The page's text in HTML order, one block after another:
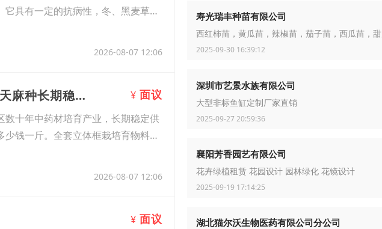
具有一定的抗病性，冬、黑麦草有
2026-08-07 12:06
4、陕西汉中天麻种子价格多少钱一斤 汉中道地天麻种长期稳定供货 ¥ 面议
十年中药材培育产业，长期稳定供
钱一斤。全套立体框栽培育物料覆
2026-08-07 12:06
¥ 面议
寿光瑞丰种苗有限公司
西红柿苗，黄瓜苗，辣椒苗，茄子苗，西瓜苗，
2025-09-30 16:39:12
深圳市艺景水族有限公司
大型非标鱼缸定制厂家直销
2025-09-27 20:59:36
襄阳芳香园艺有限公司
花卉绿植租赁 花园设计 园林绿化 花镜设计
2025-09-19 17:14:25
湖北猫尔沃生物医药有限公司分公司